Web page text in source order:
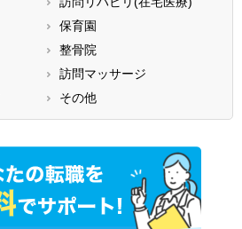
長崎県
保育園
整骨院
訪問マッサージ
その他